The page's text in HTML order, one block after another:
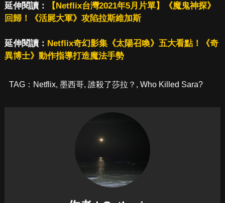
延伸閱讀：
【Netflix台灣2021年5月片單】《魔鬼神探》
回歸！《活屍大軍》攻陷拉斯維加斯
延伸閱讀： Netflix奇幻影集《太陽召喚》五大看點！《奇
異博士》動作指導打造魔法手勢
TAG： Netflix, 墨西哥, 誰殺了莎拉？ , Who Killed Sara?